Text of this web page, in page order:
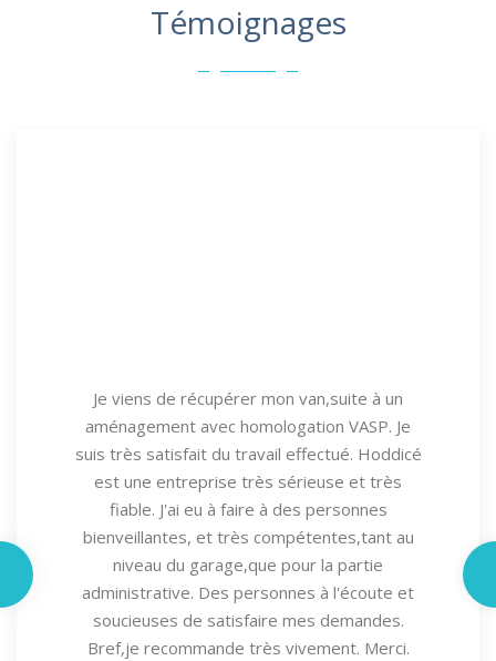
Témoignages
Je viens de récupérer mon van,suite à un
aménagement avec homologation VASP. Je
suis très satisfait du travail effectué. Hoddicé
est une entreprise très sérieuse et très
fiable. J'ai eu à faire à des personnes
bienveillantes, et très compétentes,tant au
niveau du garage,que pour la partie
administrative. Des personnes à l'écoute et
soucieuses de satisfaire mes demandes.
Bref,je recommande très vivement. Merci.